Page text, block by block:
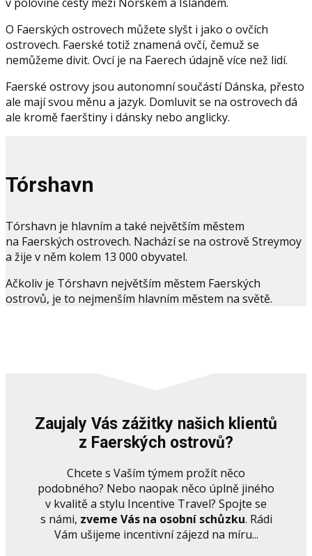
O Faerských ostrovech můžete slyšt i jako o ovčích
ostrovech. Faerské totiž znamená ovčí, čemuž se
nemůžeme divit. Ovcí je na Faerech údajně více než lidí.
Faerské ostrovy jsou autonomní součástí Dánska, přesto
ale mají svou měnu a jazyk. Domluvit se na ostrovech dá
ale kromě faerštiny i dánsky nebo anglicky.
Tórshavn
Tórshavn je hlavním a také největším městem
na Faerských ostrovech. Nachází se na ostrově Streymoy
a žije v něm kolem 13 000 obyvatel.
Ačkoliv je Tórshavn největším městem Faerských
ostrovů, je to nejmenším hlavním městem na světě.
Zaujaly Vás zážitky našich klientů
z Faerských ostrovů?
Chcete s Vaším týmem prožít něco
podobného? Nebo naopak něco úplně jiného
v kvalitě a stylu Incentive Travel? Spojte se
s námi, zveme Vás na osobní schůzku. Rádi
Vám ušijeme incentivní zájezd na míru...